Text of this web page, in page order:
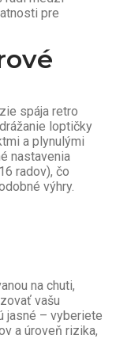
pre
spája retro
loptičky
a plynulými
nastavenia
radov), čo
výhry.
na chuti,
vašu
jasné – vyberiete
a úroveň rizika,